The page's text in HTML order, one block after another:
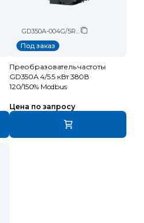
GD350A-004G/5R5P-4
Под заказ
Преобразователь частоты
GD350A 4/5.5 кВт 380В
120/150% Modbus
Цена по запросу